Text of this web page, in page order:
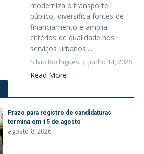
moderniza o transporte
público, diversifica fontes de
financiamento e amplia
critérios de qualidade nos
serviços urbanos....
Silvio Rodrigues junho 14, 2026
Read More
Prazo para registro de candidaturas
termina em 15 de agosto
agosto 8, 2026